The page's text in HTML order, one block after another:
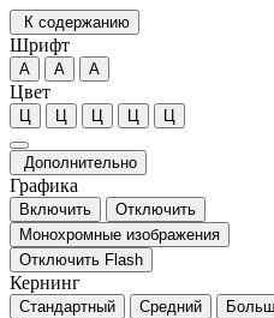
К содержанию
Шрифт
А А А
Цвет
Ц Ц Ц Ц Ц
Дополнительно
Графика
Включить
Отключить
Монохромные изображения
Отключить Flash
Кернинг
Стандартный Средний